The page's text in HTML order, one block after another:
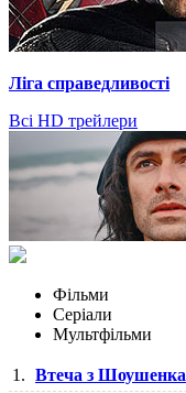
Ліга справедливості
Всі HD трейлери
Фільми
Серіали
Мультфільми
1. Втеча з Шоушенка